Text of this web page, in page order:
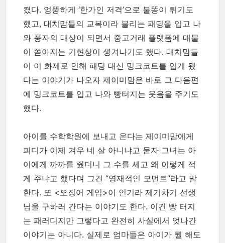
켰다. 엉뚱하게 ‘한가인 저격’으로 불똥이 튀기도
했고, 대치맘들의 교복이라 불리는 패딩을 입고 나
와 풍자의 대상이 되면서 중고거래 플랫폼에 매물
이 쏟아지는 기현상이 생겨나기도 했다. 대치맘들
이 이 화제로 인해 패딩 대신 밍크코트를 입게 됐
다는 이야기가 나오자 제이미맘은 바로 그 다음편
에 밍크코트를 입고 나와 빵터지는 웃음을 주기도
했다.
아이를 수학학원에 보내고 온다는 제이미맘에게
피디가 이제 겨우 네 살 아니냐고 묻자 그녀는 아
이에게 까까를 줬더니 그 수를 세고 왜 이렇게 적
게 주냐고 했다며 그건 “영재적인 모먼트”라고 말
한다. 또 <오징어 게임>이 인기라 제기차기 선생
님을 구하러 간다는 이야기도 한다. 이건 빵 터지
는 패러디지만 그렇다고 완전히 사실에서 엇나간
이야기는 아니다. 실제로 엄마들은 아이가 뭘 해도